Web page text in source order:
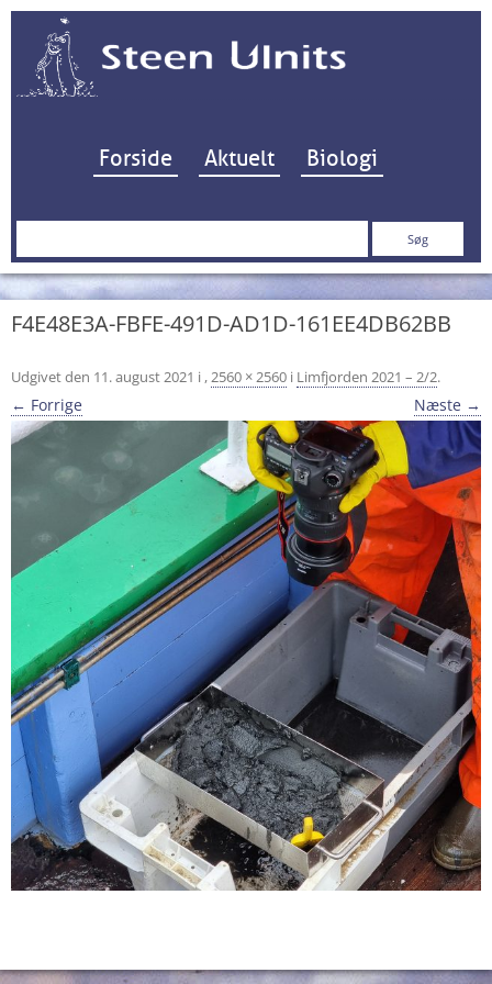
Hop til indhold
Forside Aktuelt Biologi
Søg
F4E48E3A-FBFE-491D-AD1D-161EE4DB62BB
Udgivet den 11. august 2021 i ,2560 × 2560 i Limfjorden 2021 – 2/2.
← Forrige Næste →